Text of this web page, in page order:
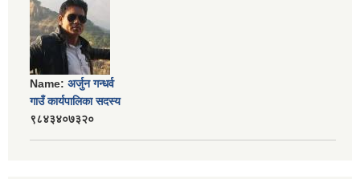
Name: अर्जुन गन्धर्व
गाउँ कार्यपालिका सदस्य
९८४३४०७३२०